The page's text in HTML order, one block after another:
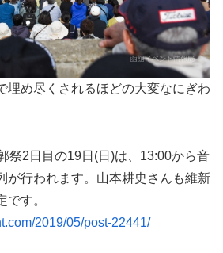
埋め尽くされるほどの大変なにぎわ
祭2日目の19日(日)は、13:00から音
が行われます。山本耕史さんも維新
す。
2019/05/post-22441/